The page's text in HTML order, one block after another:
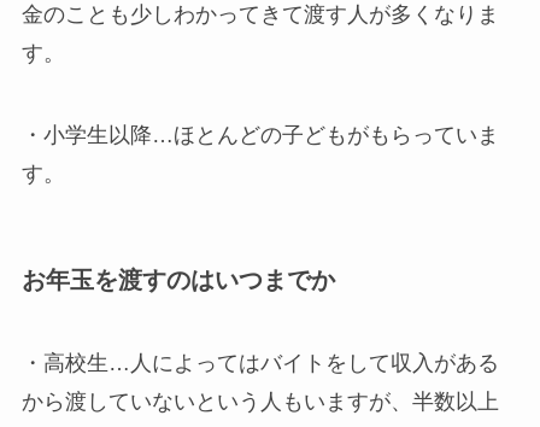
金のことも少しわかってきて渡す人が多くなりま
す。
・小学生以降…ほとんどの子どもがもらっていま
す。
お年玉を渡すのはいつまでか
・高校生…人によってはバイトをして収入がある
から渡していないという人もいますが、半数以上